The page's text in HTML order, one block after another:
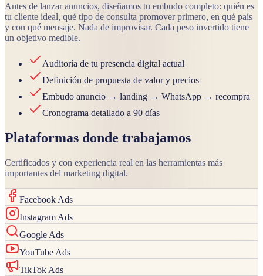
Antes de lanzar anuncios, diseñamos tu embudo completo: quién es
tu cliente ideal, qué tipo de consulta promover primero, en qué país
y con qué mensaje. Nada de improvisar. Cada peso invertido tiene
un objetivo medible.
Auditoría de tu presencia digital actual
Definición de propuesta de valor y precios
Embudo anuncio → landing → WhatsApp → recompra
Cronograma detallado a 90 días
Plataformas donde trabajamos
Certificados y con experiencia real en las herramientas más
importantes del marketing digital.
Facebook Ads
Instagram Ads
Google Ads
YouTube Ads
TikTok Ads